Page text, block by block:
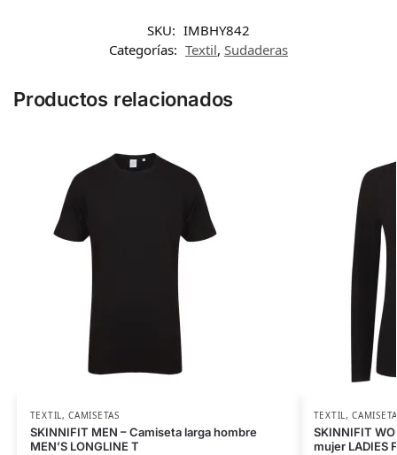
SKU: IMBHY842
Categorías: Textil, Sudaderas
Productos relacionados
TEXTIL,CAMISETAS
SKINNIFIT MEN – Camiseta larga hombre
MEN’S LONGLINE T
TEXTIL,
SKINNIFIT
mujer LADIES